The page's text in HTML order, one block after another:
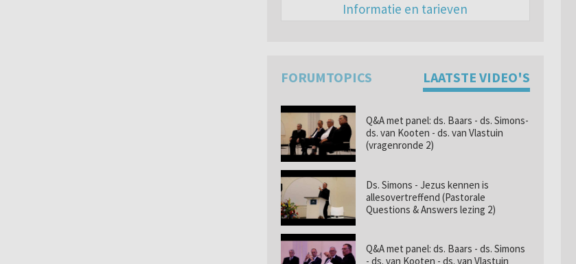
Informatie en tarieven
FORUMTOPICS LAATSTE VIDEO'S
Q&A met panel: ds. Baars - ds. Simons-
ds. van Kooten - ds. van Vlastuin
(vragenronde 2)
Ds. Simons - Jezus kennen is
allesovertreffend (Pastorale
Questions & Answers lezing 2)
Q&A met panel: ds. Baars - ds. Simons
- ds. van Kooten - ds. van Vlastuin